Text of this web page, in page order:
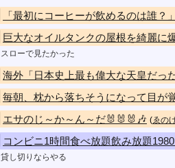
「最初にコーヒーが飲めるのは誰
巨大なオイルタンクの屋根を綺麗に
スローで見たかった
海外「日本史上最も偉大な天皇だっ
毎朝、枕から落ちそうになって目が
エサのじ～か～ん～だ🐰🐰🐰🎶 (ゑの
コンビニ1時間食べ放題飲み放題
貸し切りならやる